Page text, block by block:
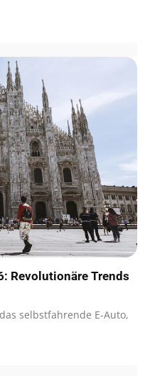
Revolutionäre Trends
selbstfahrende E-Auto,